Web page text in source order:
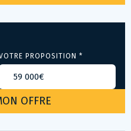
PROPOSITION *